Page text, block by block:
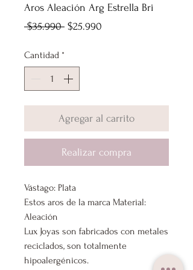
Aros Aleación Arg Estrella Bri
$35.990 Precio
$25.990
Cantidad *
Agregar al carrito
Realizar compra
Vástago: Plata
Estos aros de la marca Material:
Aleación
Lux Joyas son fabricados con metales
reciclados, son totalmente
hipoalergénicos.